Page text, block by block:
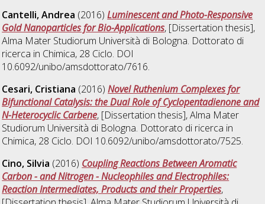
Cantelli, Andrea (2016)Luminescent and Photo-Responsive
Gold Nanoparticles for Bio-Applications, [Dissertation thesis],
Alma Mater Studiorum Università di Bologna. Dottorato di
ricerca in Chimica, 28 Ciclo. DOI
10.6092/unibo/amsdottorato/7616.
Cesari, Cristiana (2016)Novel Ruthenium Complexes for
Bifunctional Catalysis: the Dual Role of Cyclopentadienone and
N-Heterocyclic Carbene, [Dissertation thesis], Alma Mater
Studiorum Università di Bologna. Dottorato di ricerca in
Chimica, 28 Ciclo. DOI 10.6092/unibo/amsdottorato/7525.
Cino, Silvia (2016) Coupling Reactions Between Aromatic
Carbon - and Nitrogen - Nucleophiles and Electrophiles:
Reaction Intermediates, Products and their Properties,